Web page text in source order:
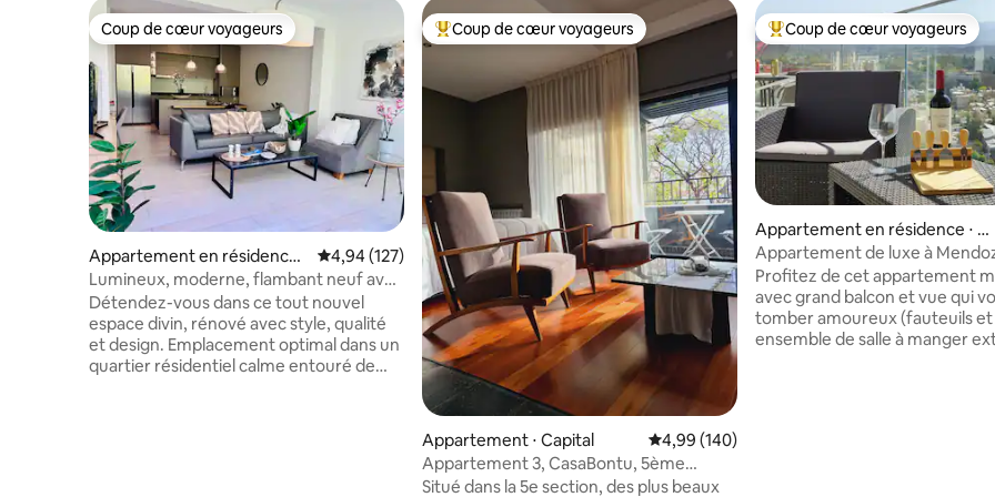
Coup de cœur voyageurs
Coup de cœur voyageurs
Appartement en résidence ⋅
Mendoza
Évaluation moyenne sur la base de 127 commentaires : 4,94 sur 5
4,94 (127)
Lumineux, moderne, flambant neuf avec
balcon et 2 VÉLOS
Détendez-vous dans ce tout nouvel
espace divin, rénové avec style, qualité
et design. Emplacement optimal dans un
quartier résidentiel calme entouré de
Coups de cœur voyageurs les plus appréciés
Coup de cœur voyageurs
Appartement ⋅ Capital Évaluation moyenne sur la base de 140
4,99 (140)
Appartement 3, CasaBontu, 5ème
section
Situé dans la 5e section, des plus beaux
Coups de cœur voyageurs les
Coup de cœur voyageurs
Appartement en résidence ⋅ Me
ndoza
Appartement de luxe à
2 chambres et balcon
Profitez de cet appartement
avec grand balcon et vue qui
tomber amoureux (fauteuils et
ensemble de salle à manger